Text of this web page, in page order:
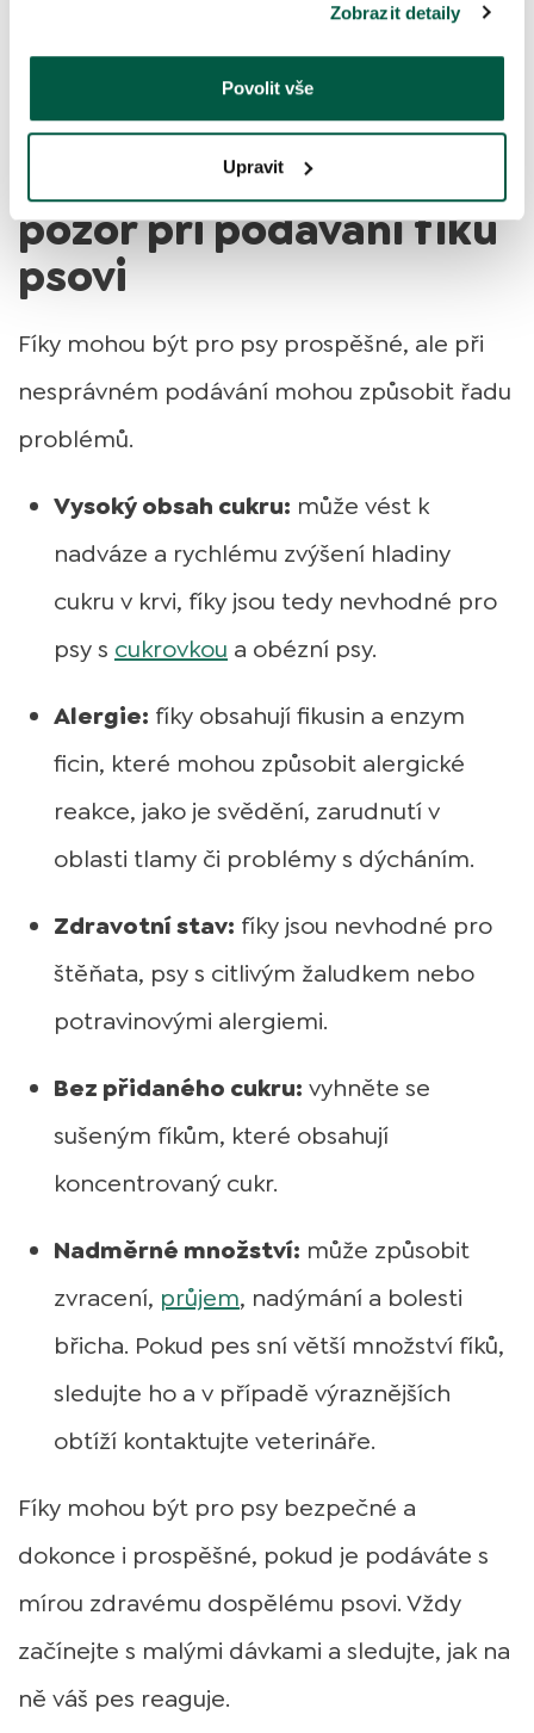
Zobrazit detaily
Povolit vše
Upravit
Rizika a na co si dát
pozor při podávání fíků
psovi
Fíky mohou být pro psy prospěšné, ale při
nesprávném podávání mohou způsobit řadu
problémů.
Vysoký obsah cukru: může vést k
nadváze a rychlému zvýšení hladiny
cukru v krvi, fíky jsou tedy nevhodné pro
psy s cukrovkou a obézní psy.
Alergie: fíky obsahují fikusin a enzym
ficin, které mohou způsobit alergické
reakce, jako je svědění, zarudnutí v
oblasti tlamy či problémy s dýcháním.
Zdravotní stav: fíky jsou nevhodné pro
štěňata, psy s citlivým žaludkem nebo
potravinovými alergiemi.
Bez přidaného cukru: vyhněte se
sušeným fíkům, které obsahují
koncentrovaný cukr.
Nadměrné množství: může způsobit
zvracení, průjem, nadýmání a bolesti
břicha. Pokud pes sní větší množství fíků,
sledujte ho a v případě výraznějších
obtíží kontaktujte veterináře.
Fíky mohou být pro psy bezpečné a
dokonce i prospěšné, pokud je podáváte s
mírou zdravému dospělému psovi. Vždy
začínejte s malými dávkami a sledujte, jak na
ně váš pes reaguje.